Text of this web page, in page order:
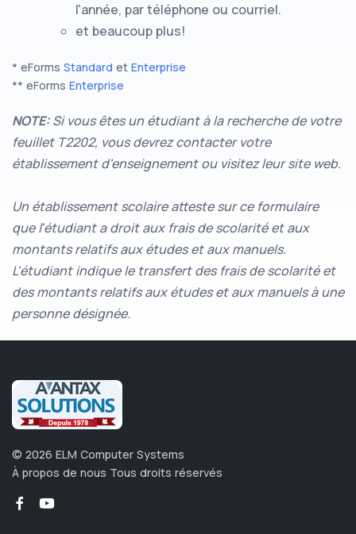
l'année, par téléphone ou courriel.
et beaucoup plus!
* eForms Standard et Enterprise
** eForms Enterprise
NOTE:Si vous êtes un étudiant à la recherche de votre
feuillet T2202, vous devrez contacter votre
établissement d'enseignement ou visitez leur site web.
Un établissement scolaire atteste sur ce formulaire
que l'étudiant a droit aux frais de scolarité et aux
montants relatifs aux études et aux manuels.
L'étudiant indique le transfert des frais de scolarité et
des montants relatifs aux études et aux manuels à une
personne désignée.
© 2026 ELM Computer Systems
À propos de nous Tous droits réservés